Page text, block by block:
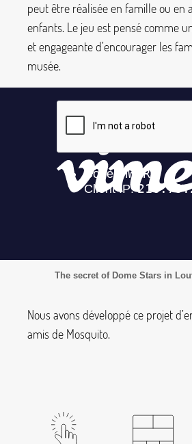
peut être réalisée en famille ou en
enfants. Le jeu est pensé comme
et engageante d’encourager les
musée.
The secret of Dome Stars in
Nous avons développé ce projet
amis de Mosquito.